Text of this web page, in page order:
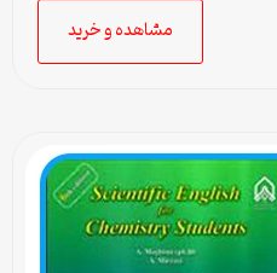
مشاهده و خرید